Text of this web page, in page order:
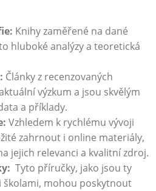
Knihy zaměřené na dané
hluboké analýzy a teoretická
Články z recenzovaných
výzkum a ⁢jsou skvělým
a⁣ příklady.
Vzhledem k rychlému vývoji
zahrnout i online⁢ materiály,
jejich relevanci a kvalitní zdroj.
⁢ Tyto‍ příručky,‍ jako jsou ty‌
školami, mohou poskytnout